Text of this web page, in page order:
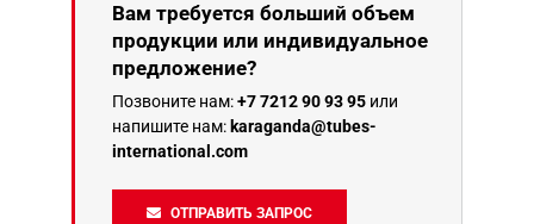
Вам требуется больший объем
продукции или индивидуальное
предложение?
Позвоните нам:+7 7212 90 93 95 или
напишите нам: karaganda@tubes-
international.com
ОТПРАВИТЬ ЗАПРОС